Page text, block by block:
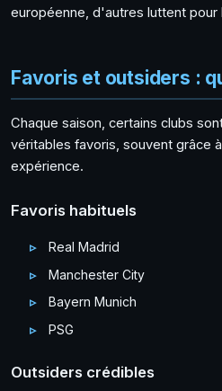
européenne, d'autres luttent pour
Favoris et outsiders :
Chaque saison, certains clubs
véritables favoris, souvent grâce
expérience.
Favoris habituels
Real Madrid
Manchester City
Bayern Munich
PSG
Outsiders crédibles